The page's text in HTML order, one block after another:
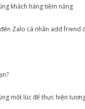
khách hàng tiềm năng
Zalo cá nhân add friend
một lúc để thực hiện